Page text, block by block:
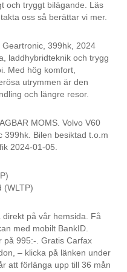
(WLTP)
och tryggt bilägande. Läs
oss så berättar vi mer.
Geartronic, 399hk, 2024
laddhybridteknik och trygg
Med hög komfort,
utrymmen är den
och längre resor.
MOMS. Volvo V60
399hk. Bilen besiktad t.o.m
2024-01-05.
(WLTP)
på vår hemsida. Få
med mobilt BankID.
på 995:-. Gratis Carfax
– klicka på länken under
att förlänga upp till 36 mån